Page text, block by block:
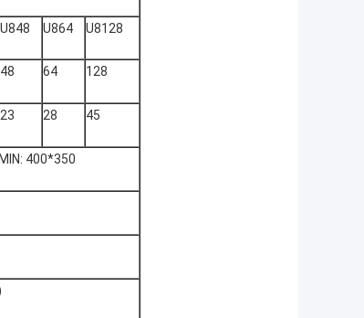
U848 U864 U8128
48 64 128
23 28 45
400*350